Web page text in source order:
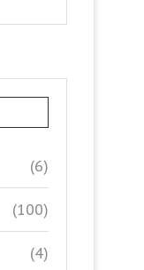
(6)
(100)
(4)